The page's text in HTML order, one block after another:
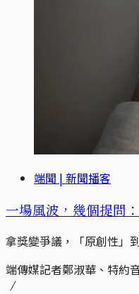
端聞 | 新聞播客
一場風波，幾個提問
拿獎變爭議，「原創性」
端傳媒記者鄭淑華、特約